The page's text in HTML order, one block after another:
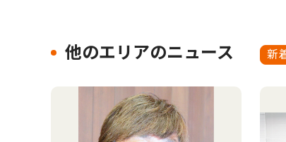
他のエリアのニュース 新